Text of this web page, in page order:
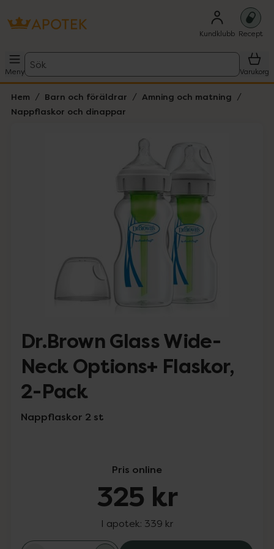
Kundklubb Recept
Meny
Sök
Varukorg
Hem Barn och föräldrar
Amning och matning
Nappflaskor och dinappar
Lista: . Innehåller 2 objekt.
Dr.Brown Glass Wide-
Neck Options+ Flaskor,
2-Pack
Nappflaskor 2 st
Pris online
325 kr
I apotek: 339 kr